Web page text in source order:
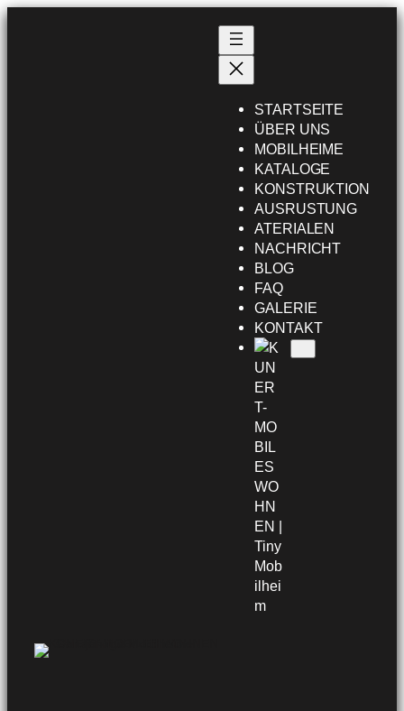
Przejdź
STARTSEITE
ÜBER UNS
MOBILHEIME
KATALOGE
KONSTRUKTION
AUSRUSTUNG
ATERIALEN
NACHRICHT
BLOG
FAQ
GALERIE
KONTAKT